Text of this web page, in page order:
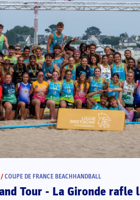
/COUPE DE FRANCE BEACHHANDBALL
Tour - La Gironde rafle